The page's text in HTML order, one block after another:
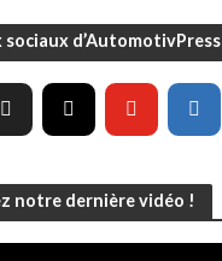
sociaux d’AutomotivPress
notre dernière vidéo !